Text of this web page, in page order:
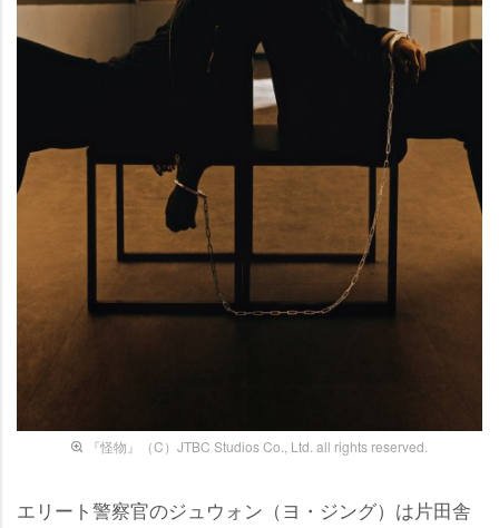
『怪物』（C）JTBC Studios Co., Ltd. all rights reserved.
エリート警察官のジュウォン（ヨ・ジング）は片田舎